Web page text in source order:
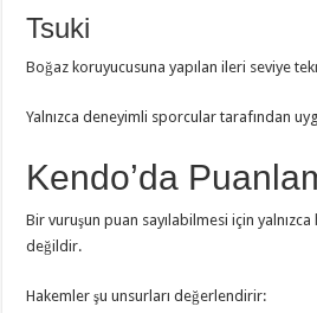
Tsuki
Boğaz koruyucusuna yapılan ileri seviye
Yalnızca deneyimli sporcular tarafından
Kendo’da
Bir vuruşun puan sayılabilmesi için
değildir.
Hakemler şu unsurları değerlendirir: